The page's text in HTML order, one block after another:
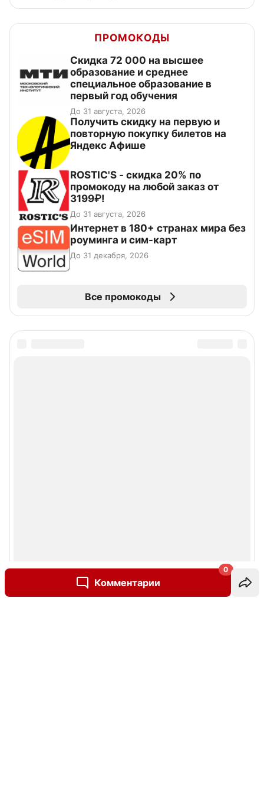
Комментарии
0
ПРОМОКОДЫ
Скидка 72 000 на высшее
образование и среднее
специальное образование в
первый год обучения
До 31 августа, 2026
Получить скидку на первую и
повторную покупку билетов на
Яндекс Афише
ROSTIC'S - скидка 20% по
промокоду на любой заказ от
3199₽!
До 31 августа, 2026
Интернет в 180+ странах мира без
роуминга и сим-карт
До 31 декабря, 2026
Все промокоды